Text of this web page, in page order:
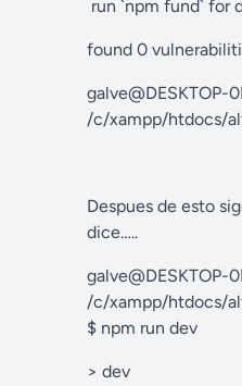
run `npm fund` for
found 0
galve@DESKTOP-
/c/xampp/htdocs/
Despues de esto
dice…..
galve@DESKTOP-
/c/xampp/htdocs/
$ npm run dev
> dev